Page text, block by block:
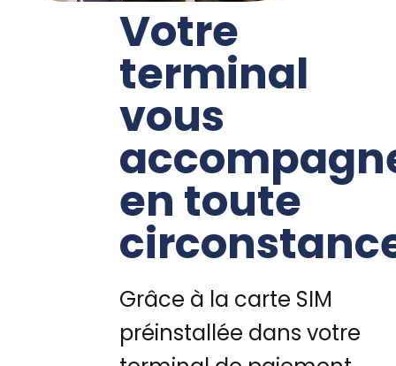
Votre
terminal
vous
en toute
Grâce à la carte SIM
préinstallée dans votre